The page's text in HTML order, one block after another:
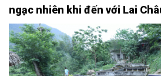
ngạc nhiên khi đến với Lai